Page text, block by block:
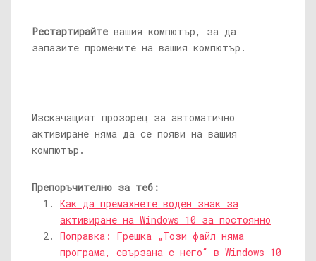
Рестартирайте вашия компютър, за да
запазите промените на вашия компютър.
Изскачащият прозорец за автоматично
активиране няма да се появи на вашия
компютър.
Препоръчително за теб:
Как да премахнете воден знак за
активиране на Windows 10 за постоянно
Поправка: Грешка „Този ​​файл няма
програма, свързана с него“ в Windows 10